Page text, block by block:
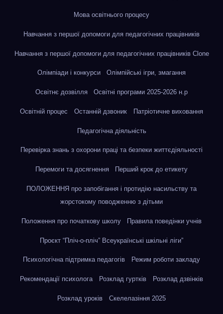
Мова освітнього процесу
Навчання з першої допомоги для педагогічних працівників
Навчання з першої допомоги для педагогічних працівників Clone
Олімпіади і конкурси Олімпійські ігри, змагання
Освітнє дозвілля Освітні програми 2025-2026 н.р
Освітній процес Останній дзвоник Патріотичне виховання
Педагогічна діяльність
Перевірка знань з охорони праці та безпеки життєдіяльності
Перемоги та досягнення Перший крок до етикету
ПОЛОЖЕННЯ про запобігання і протидію насильству та
жорстокому поводженню з дітьми
Положення про початкову школу Правила поведінки учнів
Проєкт “Пліч-о-пліч” Всеукраїнські шкільні ліги”
Психологічна підтримка педагогів Режим роботи закладу
Рекомендації психолога Розклад гуртків Розклад дзвінків
Розклад уроків Скелелазіння 2025